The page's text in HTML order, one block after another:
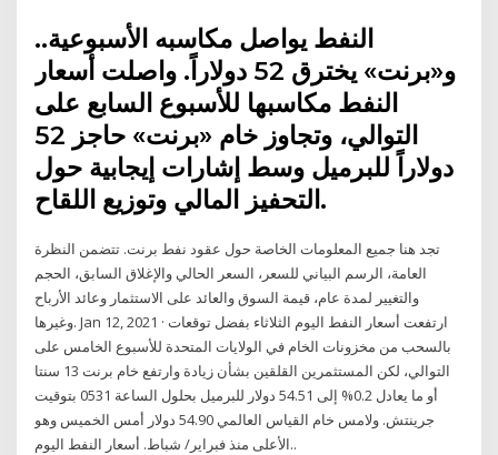
النفط يواصل مكاسبه الأسبوعية..
و«برنت» يخترق 52 دولاراً. واصلت أسعار
النفط مكاسبها للأسبوع السابع على
التوالي، وتجاوز خام «برنت» حاجز 52
دولاراً للبرميل وسط إشارات إيجابية حول
التحفيز المالي وتوزيع اللقاح.
تجد هنا جميع المعلومات الخاصة حول عقود نفط برنت. تتضمن النظرة
العامة، الرسم البياني للسعر، السعر الحالي والإغلاق السابق، الحجم
والتغيير لمدة عام، قيمة السوق والعائد على الاستثمار وعائد الأرباح
وغيرها. Jan 12, 2021 · ارتفعت أسعار النفط اليوم الثلاثاء بفضل توقعات
بالسحب من مخزونات الخام في الولايات المتحدة للأسبوع الخامس على
التوالي، لكن المستثمرين القلقين بشأن زيادة وارتفع خام برنت 13 سنتا
أو ما يعادل 0.2% إلى 54.51 دولار للبرميل بحلول الساعة 0531 بتوقيت
جرينتش. ولامس خام القياس العالمي 54.90 دولار أمس الخميس وهو
الأعلى منذ فبراير/ شباط. أسعار النفط اليوم..